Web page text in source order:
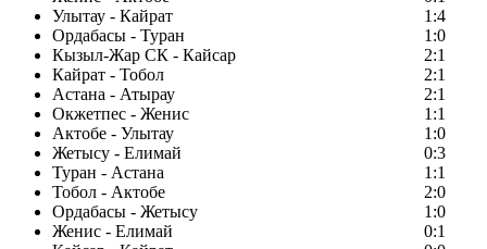
Улытау - Кайрат
1:4
Ордабасы - Туран
1:0
Кызыл-Жар СК - Кайсар
2:1
Кайрат - Тобол
2:1
Астана - Атырау
2:1
Окжетпес - Женис
1:1
Актобе - Улытау
1:0
Жетысу - Елимай
0:3
Туран - Астана
1:1
Тобол - Актобе
2:0
Ордабасы - Жетысу
1:0
Женис - Елимай
0:1